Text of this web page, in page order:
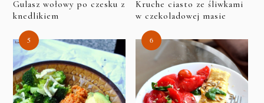
Gulasz wołowy po czesku z
knedlikiem
Kruche ciasto ze śliwkami
w czekoladowej masie